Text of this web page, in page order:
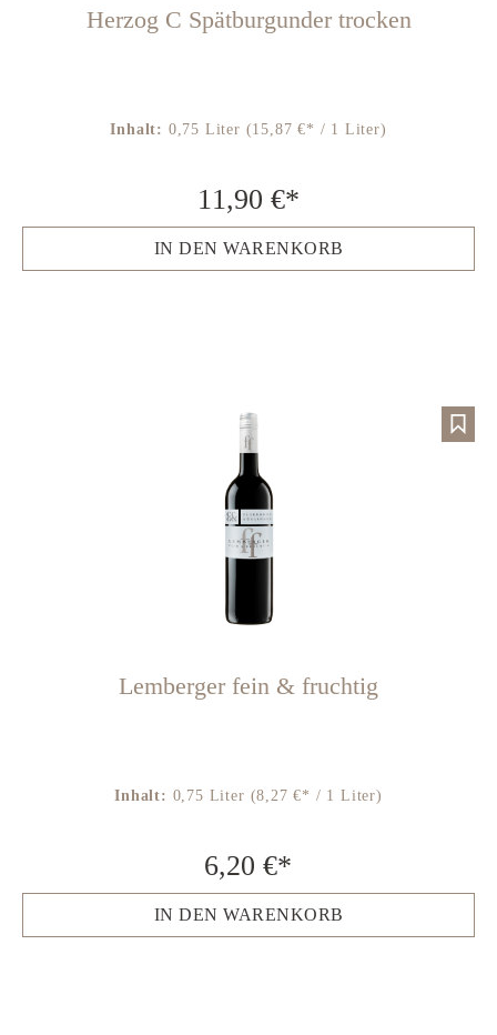
Herzog C Spätburgunder trocken
Inhalt: 0,75 Liter (15,87 €* / 1 Liter)
11,90 €*
IN DEN WARENKORB
Lemberger fein & fruchtig
Inhalt: 0,75 Liter (8,27 €* / 1 Liter)
6,20 €*
IN DEN WARENKORB